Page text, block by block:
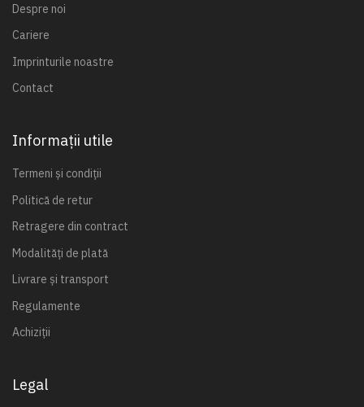
Despre noi
Cariere
Imprinturile noastre
Contact
Informații utile
Termeni și condiții
Politică de retur
Retragere din contract
Modalități de plată
Livrare și transport
Regulamente
Achiziții
Legal